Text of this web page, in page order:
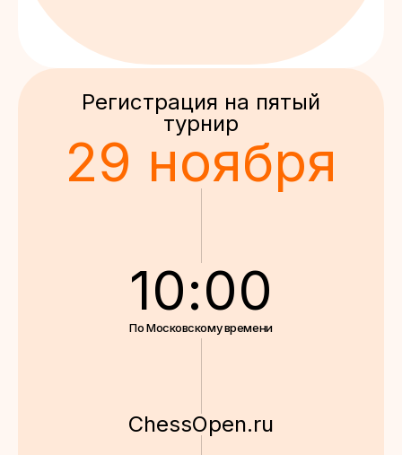
Регистрация на пятый
турнир
29 ноября
10:00
По Московскому времени
ChessOpen.ru